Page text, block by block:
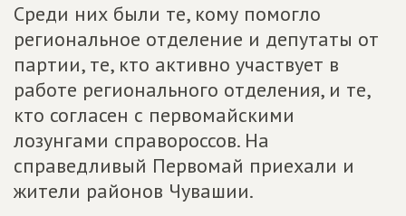
Среди них были те, кому помогло
региональное отделение и депутаты от
партии, те, кто активно участвует в
работе регионального отделения, и те,
кто согласен с первомайскими
лозунгами справороссов. На
справедливый Первомай приехали и
жители районов Чувашии.